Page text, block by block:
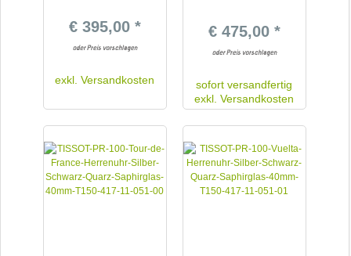
€ 395,00 *
exkl.Versandkosten
€ 475,00 *
sofort versandfertig
exkl.Versandkosten